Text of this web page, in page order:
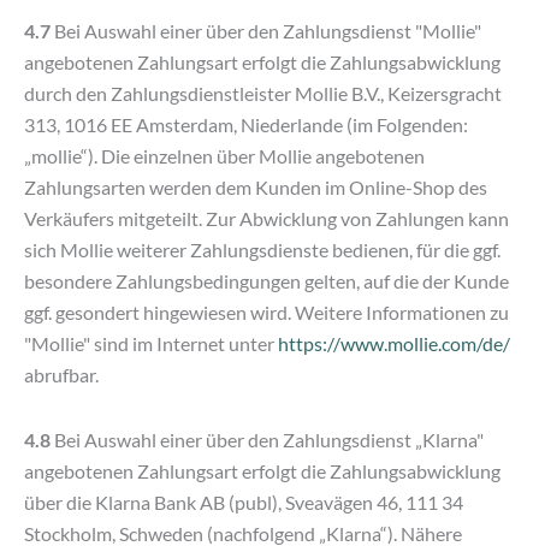
4.7 Bei Auswahl einer über den Zahlungsdienst "Mollie"
angebotenen Zahlungsart erfolgt die Zahlungsabwicklung
durch den Zahlungsdienstleister Mollie B.V., Keizersgracht
313, 1016 EE Amsterdam, Niederlande (im Folgenden:
„mollie“). Die einzelnen über Mollie angebotenen
Zahlungsarten werden dem Kunden im Online-Shop des
Verkäufers mitgeteilt. Zur Abwicklung von Zahlungen kann
sich Mollie weiterer Zahlungsdienste bedienen, für die ggf.
besondere Zahlungsbedingungen gelten, auf die der Kunde
ggf. gesondert hingewiesen wird. Weitere Informationen zu
"Mollie" sind im Internet unter https://www.mollie.com/de/
abrufbar.
4.8 Bei Auswahl einer über den Zahlungsdienst „Klarna"
angebotenen Zahlungsart erfolgt die Zahlungsabwicklung
über die Klarna Bank AB (publ), Sveavägen 46, 111 34
Stockholm, Schweden (nachfolgend „Klarna“). Nähere